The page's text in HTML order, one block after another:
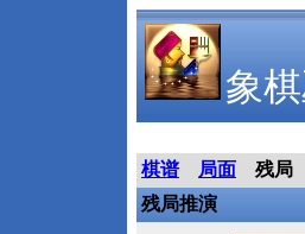
象
棋谱 局面
残局
残局推演